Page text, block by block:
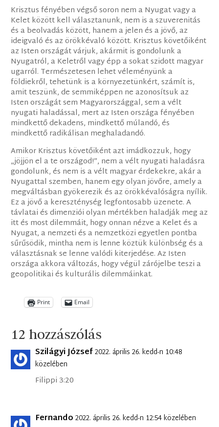
Krisztus fényében végső soron nem a Nyugat vagy a
Kelet között kell választanunk, nem is a szuverenitás
és a beolvadás között, hanem a jelen és a jövő, az
ideigvaló és az örökkévaló között. Krisztus követőiként
az Isten országát várjuk, akármit is gondolunk a
Nyugatról, a Keletről vagy épp a sokat szidott magyar
ugarról. Természetesen lehet véleményünk a
földiekről, tehetünk is a környezetünkért, számít is,
amit teszünk, de semmiképpen ne azonosítsuk az
Isten országát sem Magyarországgal, sem a vélt
nyugati haladással, mert az Isten országa fényében
mindkettő dekadens, mindkettő múlandó, és
mindkettő radikálisan meghaladandó.
Amikor Krisztus követőiként azt imádkozzuk, hogy
„jöjjön el a te országod!”, nem a vélt nyugati haladásra
gondolunk, és nem is a vélt magyar érdekekre, akár a
Nyugattal szemben, hanem egy olyan jövőre, amely a
megváltásban gyökerezik és az örökkévalóságra nyílik.
Ez a jövő a kereszténység legfontosabb üzenete. A
távlatai és dimenziói olyan mértékben haladják meg az
itt és most dilemmáit, hogy onnan nézve a Kelet és a
Nyugat, a nemzeti és a nemzetközi egyetlen pontba
sűrűsödik, mintha nem is lenne köztük különbség és a
választásnak se lenne valódi kiterjedése. Az Isten
országa akkora változás, hogy végül zárójelbe teszi a
geopolitikai és kulturális dilemmáinkat.
Print Email
12 hozzászólás
Szilágyi József2022. április 26. kedd-n 10:48
közelében
Filippi 3:20
Fernando 2022. április 26. kedd-n 12:54 közelében